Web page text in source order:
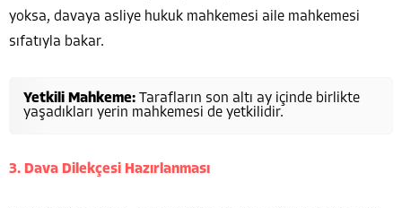
yoksa, davaya asliye hukuk mahkemesi aile mahkemesi
sıfatıyla bakar.
Yetkili Mahkeme: Tarafların son altı ay içinde birlikte
yaşadıkları yerin mahkemesi de yetkilidir.
3. Dava Dilekçesi Hazırlanması